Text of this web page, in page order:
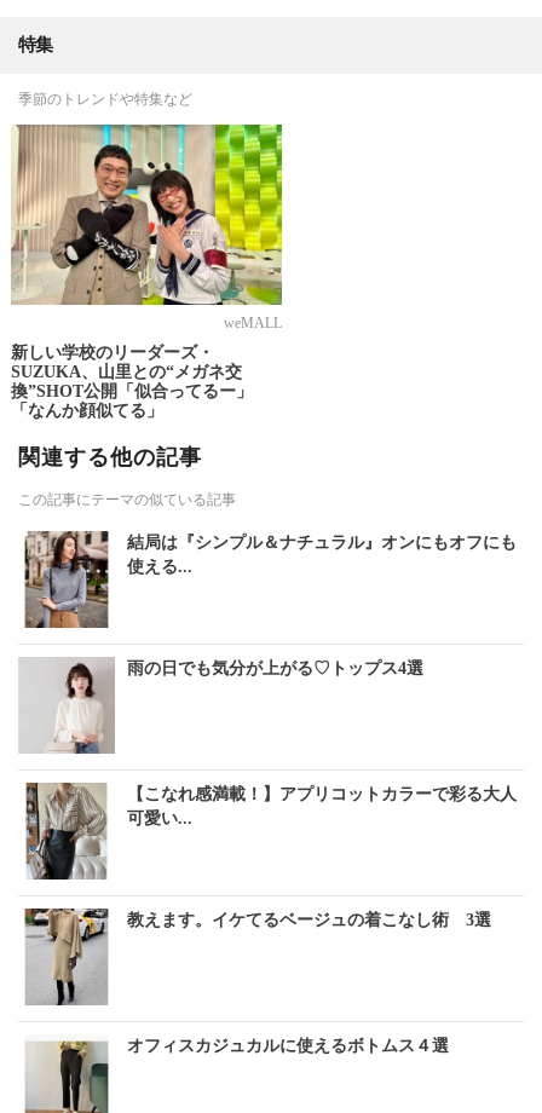
特集
季節のトレンドや特集など
weMALL
新しい学校のリーダーズ・
SUZUKA、山里との“メガネ交
換”SHOT公開「似合ってるー」
「なんか顔似てる」
関連する他の記事
この記事にテーマの似ている記事
結局は『シンプル＆ナチュラル』オンにもオフにも
使える...
雨の日でも気分が上がる♡トップス4選
【こなれ感満載！】アプリコットカラーで彩る大人
可愛い...
教えます。イケてるベージュの着こなし術 3選
オフィスカジュカルに使えるボトムス４選